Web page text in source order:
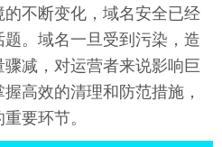
不断变化，域名安全已经
。域名一旦受到污染，造
减，对运营者来说影响巨
高效的清理和防范措施，
要环节。